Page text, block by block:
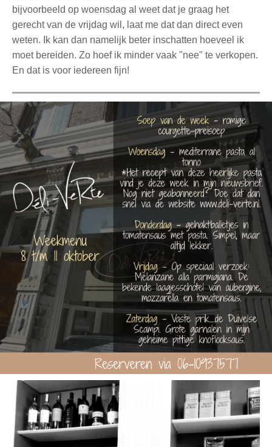
bijvoorbeeld op woensdag al weet dat je graag het
gerecht van de vrijdag wil, laat me dat dan direct even
weten. Ik kan dan namelijk beter inschatten hoeveel ik
moet bereiden. Zo hoef ik minder vaak "nee" te verkopen.
En dat is voor iedereen fijn!